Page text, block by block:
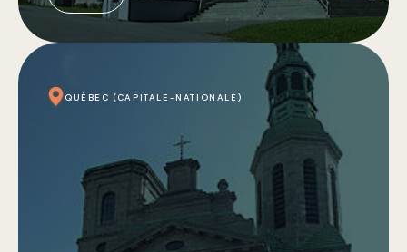
QUÉBEC (CAPITALE-NATIONALE)